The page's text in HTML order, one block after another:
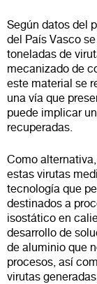
Según datos del
del País Vasco
toneladas de
mecanizado de
este material se
una vía que
puede implicar
recuperadas.
Como
estas virutas
tecnología que
destinados a
isostático en
desarrollo de
de aluminio que
procesos, así
virutas